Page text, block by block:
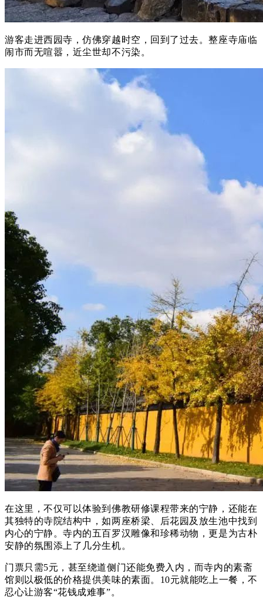
游客走进西园寺，仿佛穿越时空，回到了过去。整座寺庙临
闹市而无喧嚣，近尘世却不污染。
在这里，不仅可以体验到佛教研修课程带来的宁静，还能在
其独特的寺院结构中，如两座桥梁、后花园及放生池中找到
内心的宁静。寺内的五百罗汉雕像和珍稀动物，更是为古朴
安静的氛围添上了几分生机。
门票只需5元，甚至绕道侧门还能免费入内，而寺内的素斋
馆则以极低的价格提供美味的素面。10元就能吃上一餐，不
忍心让游客“花钱成难事”。